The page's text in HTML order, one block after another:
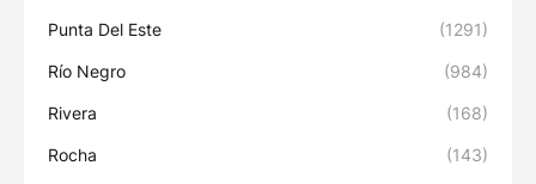
Punta Del Este (1291)
Río Negro (984)
Rivera (168)
Rocha (143)